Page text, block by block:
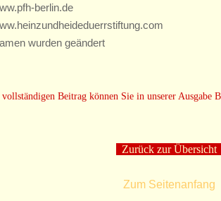
berlin.de
wurden geändert
vollständigen Beitrag können Sie in unserer
Zurück zur Übersicht
Zum Seitenanfang